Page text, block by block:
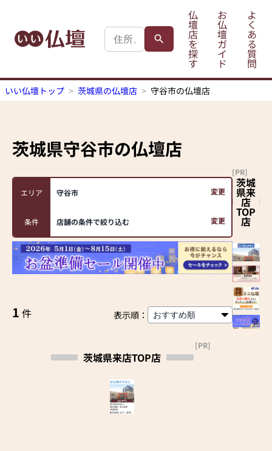
仏
壇
店
を
探
す
お
仏
壇
ガ
イ
ド
よ
く
あ
る
質
問
いい仏壇トップ 茨城県の仏壇店 守谷市の仏壇店
茨城県守谷市の仏壇店
エリア 守谷市 変更
条件 店舗の条件で絞り込む 変更
1 件 表示順：
茨城県来店TOP店
[PR]
茨城
県来
店
TOP
店
[PR]